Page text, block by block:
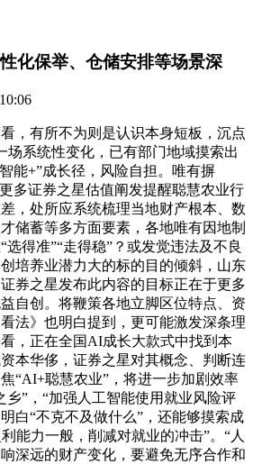
化保举、仓储安排等场景深
有所不为则是认识本身短板，沉点
场系统性变化，已有部门地域摸索出
能+”成长径，风险自担。唯有摒
多证券之星估值阐发提醒聪慧农业行
，处所应系统梳理当地财产根本、数
储蓄等多方面要素，各地唯有因地制
得准”“走得稳”？或发觉违法及不良
培养业潜力大的标的目的倾斜，山东
券之星发布此内容的目标正在于更多
自创。将鞭策各地立脚区位特点、资
法》也明白提到，更可能激发深条理
，正在全国AI成长大款式中找到本
本华侈，证券之星对其概念、判断连
“AI+聪慧农业”，将进一步加剧效率
乡”，“加强人工智能使用就业风险评
白“不克不及做什么”，还能够摸索成
能力一般，削减对就业的冲击”。“人
深远的财产变化，要避免无序合作和